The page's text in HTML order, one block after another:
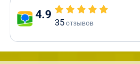
4.9
35отзывов